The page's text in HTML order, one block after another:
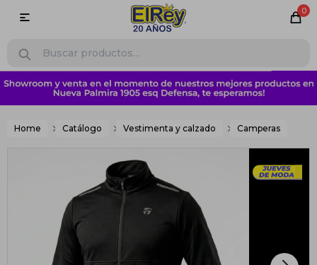
0

Home Catálogo Vestimenta y calzado Camperas